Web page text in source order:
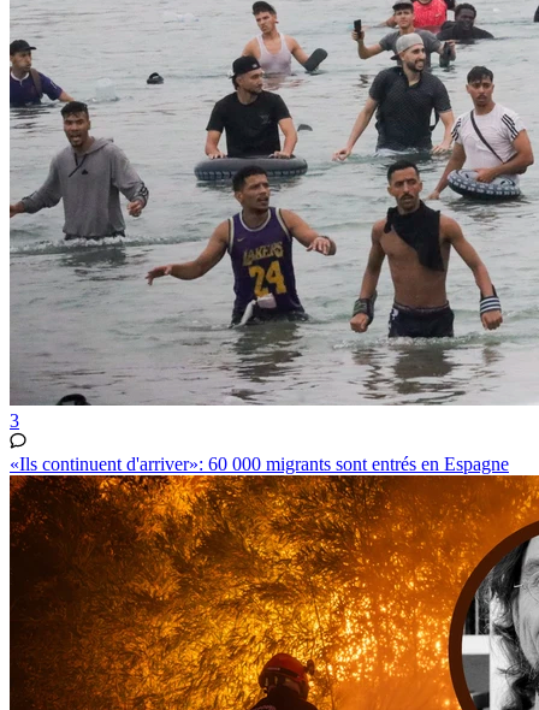
3
«Ils continuent d'arriver»: 60 000 migrants sont entrés en Espagne